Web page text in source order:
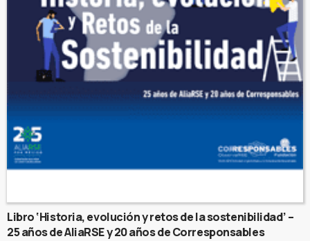
Libro ‘Historia, evolución y retos de la sostenibilidad’ –
25 años de AliaRSE y 20 años de Corresponsables